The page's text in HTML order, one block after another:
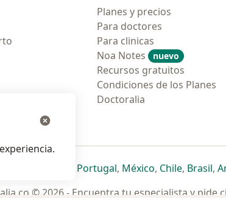
Planes y precios
Para doctores
Para clinicas
Noa Notes
nuevo
Recursos gratuitos
Condiciones de los Planes
Doctoralia
nueva pestaña
en una nueva pestaña
se abre en una nueva pestaña
se abre en una nueva pestaña
Portugalse abre en una nueva
, Méxicose abre en una
, Chilese abre
, Brasilse
,
© 2026 - Encuentra tu especialista y pide